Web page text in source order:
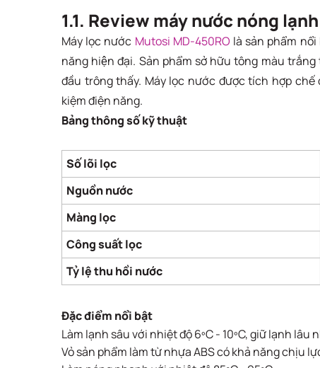
1.1. Review máy nước nóng
Máy lọc nước Mutosi MD-450RO là sản phẩm
năng hiện đại. Sản phẩm sở hữu tông màu
đầu trông thấy. Máy lọc nước được tích hợp
kiệm điện năng.
Bảng thông số kỹ thuật
Số lõi lọc
Nguồn nước
Màng lọc
Công suất lọc
Tỷ lệ thu hồi nước
Đặc điểm nổi bật
Làm lạnh sâu với nhiệt độ 6ºC - 10ºC, giữ lạnh lâu
Vỏ sản phẩm làm từ nhựa ABS có khả năng chịu